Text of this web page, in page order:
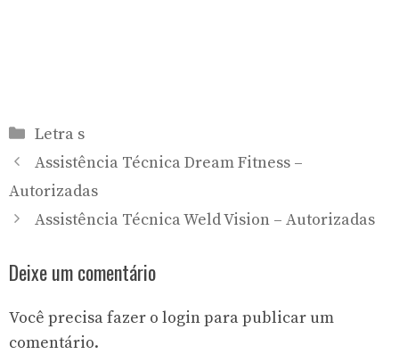
Categorias
Letra s
Assistência Técnica Dream Fitness –
Autorizadas
Assistência Técnica Weld Vision – Autorizadas
Deixe um comentário
Você precisa fazer o loginpara publicar um
comentário.